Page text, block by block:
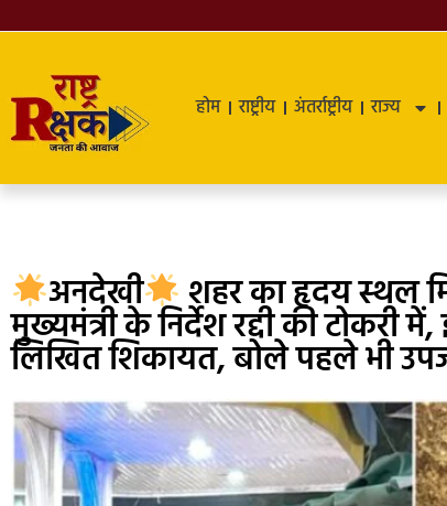
होम राष्ट्रीय अंतर्राष्ट्रीय राज्य
अनदेखी शहर का हृदय स्थल
मुख्यमंत्री के निर्देश रद्दी की टोकरी
लिखित शिकायत, बोले पहले भी